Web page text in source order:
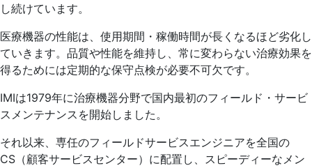
し続けています。
医療機器の性能は、使用期間・稼働時間が長くなるほど劣化し
ていきます。品質や性能を維持し、常に変わらない治療効果を
得るためには定期的な保守点検が必要不可欠です。
IMIは1979年に治療機器分野で国内最初のフィールド・サービ
スメンテナンスを開始しました。
それ以来、専任のフィールドサービスエンジニアを全国の
CS（顧客サービスセンター）に配置し、スピーディーなメン